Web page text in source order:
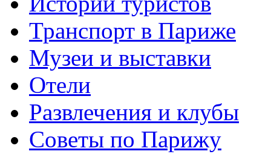
Транспорт в Париже
Музеи и выставки
Отели
Развлечения и клубы
Советы по Парижу